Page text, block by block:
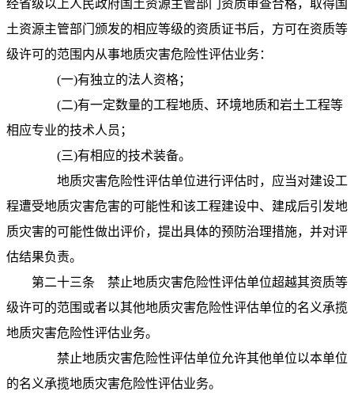
经省级以上人民政府国土资源主管部门资质审查合格，取得国
土资源主管部门颁发的相应等级的资质证书后，方可在资质等
级许可的范围内从事地质灾害危险性评估业务：
(一)有独立的法人资格；
(二)有一定数量的工程地质、环境地质和岩土工程等
相应专业的技术人员；
(三)有相应的技术装备。
地质灾害危险性评估单位进行评估时，应当对建设工
程遭受地质灾害危害的可能性和该工程建设中、建成后引发地
质灾害的可能性做出评价，提出具体的预防治理措施，并对评
估结果负责。
第二十三条 禁止地质灾害危险性评估单位超越其资质等
级许可的范围或者以其他地质灾害危险性评估单位的名义承揽
地质灾害危险性评估业务。
禁止地质灾害危险性评估单位允许其他单位以本单位
的名义承揽地质灾害危险性评估业务。